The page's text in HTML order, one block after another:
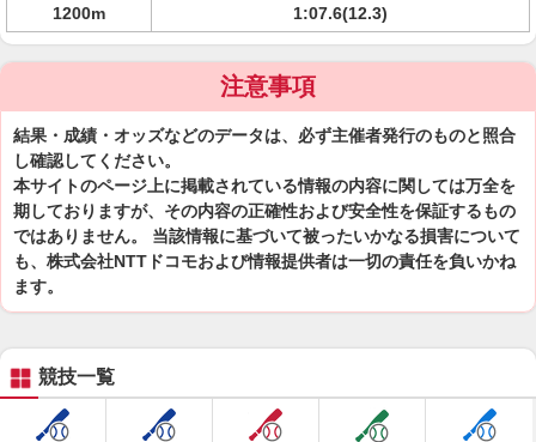
1200m
1:07.6(12.3)
注意事項
結果・成績・オッズなどのデータは、必ず主催者発行のものと照合
し確認してください。
本サイトのページ上に掲載されている情報の内容に関しては万全を
期しておりますが、その内容の正確性および安全性を保証するもの
ではありません。 当該情報に基づいて被ったいかなる損害について
も、株式会社NTTドコモおよび情報提供者は一切の責任を負いかね
ます。
競技一覧